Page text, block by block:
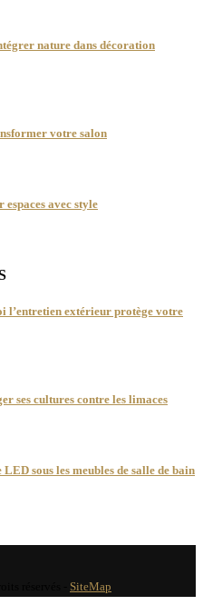
nature dans décoration
votre salon
avec style
l’entretien extérieur protège votre
ses cultures contre les limaces
sous les meubles de salle de bain
SiteMap